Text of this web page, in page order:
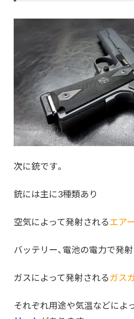
次に銃です。
銃には主に3種類あり
空気によって発射されるエア
バッテリー、電池の電力で発
ガスによって発射されるガス
それぞれ用途や気温などによ